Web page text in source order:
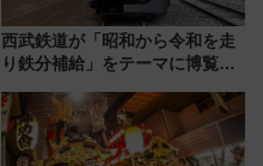
西武鉄道が「昭和から令和を走
り鉄分補給」をテーマに博覧会
14日から 新車両「トキイロ」体
験ブースも アクセスや申込方法
を解説